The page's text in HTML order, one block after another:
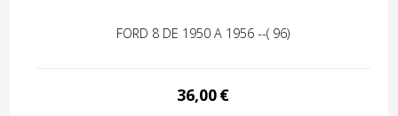
FORD 8 DE 1950 A 1956 --( 96)
36,00€